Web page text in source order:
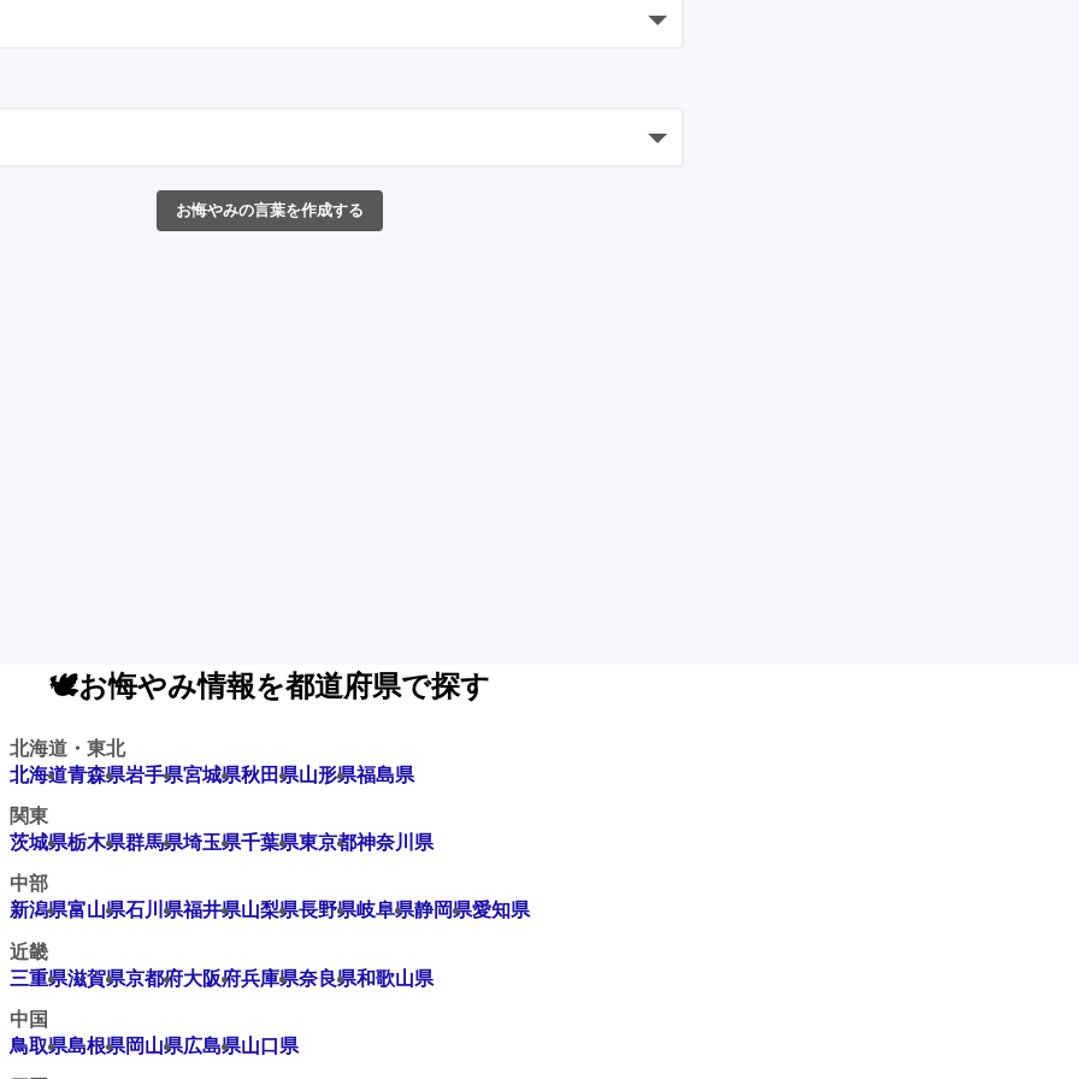
お悔やみの言葉を作成する
🕊️お悔やみ情報を都道府県で探す
北海道・東北
北海道青森県岩手県宮城県秋田県山形県福島県
関東
茨城県栃木県群馬県埼玉県千葉県東京都神奈川県
中部
新潟県富山県石川県福井県山梨県長野県岐阜県静岡県愛知県
近畿
三重県滋賀県京都府大阪府兵庫県奈良県和歌山県
中国
鳥取県島根県岡山県広島県山口県